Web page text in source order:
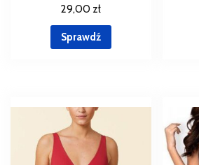
29,00 zł
Sprawdź